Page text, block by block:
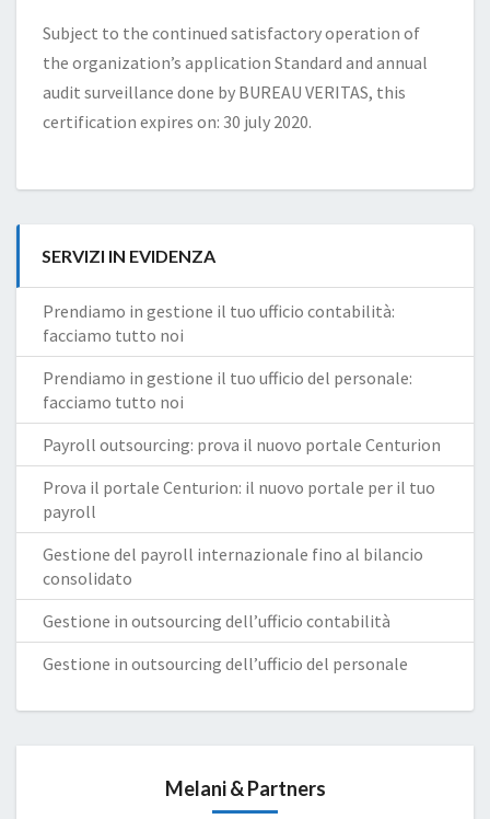
Subject to the continued satisfactory operation of
the organization’s application Standard and annual
audit surveillance done by BUREAU VERITAS, this
certification expires on: 30 july 2020.
SERVIZI IN EVIDENZA
Prendiamo in gestione il tuo ufficio contabilità:
facciamo tutto noi
Prendiamo in gestione il tuo ufficio del personale:
facciamo tutto noi
Payroll outsourcing: prova il nuovo portale Centurion
Prova il portale Centurion: il nuovo portale per il tuo
payroll
Gestione del payroll internazionale fino al bilancio
consolidato
Gestione in outsourcing dell’ufficio contabilità
Gestione in outsourcing dell’ufficio del personale
Melani & Partners